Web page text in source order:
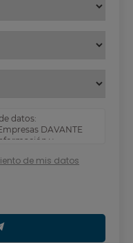
datos:
DAVANTE
y
y suprimir sus
como se explica en
de mis datos